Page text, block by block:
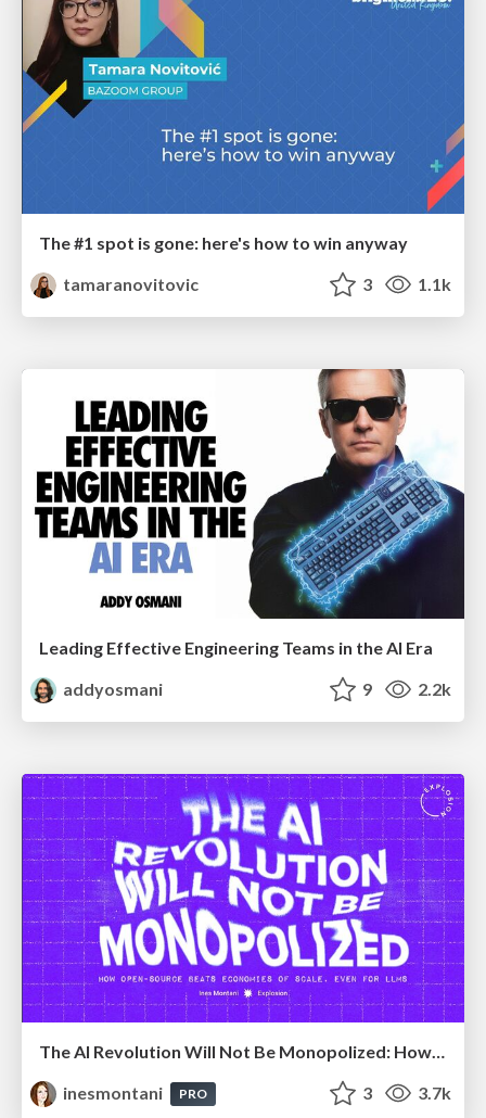
The #1 spot is gone: here's how to win anyway
tamaranovitovic
3 1.1k
Leading Effective Engineering Teams in the AI Era
addyosmani
9 2.2k
The AI Revolution Will Not Be Monopolized: How open-source beats economies of scale, even for LLMs
inesmontani
PRO 3 3.7k